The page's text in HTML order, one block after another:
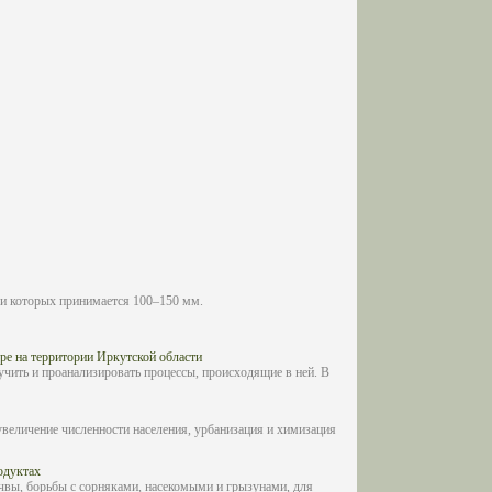
которых принимается 100–150 мм.
на территории Иркутской области
и проанализировать процессы, происходящие в ней. В
численности населения, урбанизация и химизация
борьбы с сорняками, насекомыми и грызунами, для